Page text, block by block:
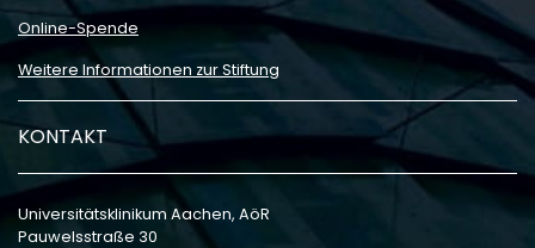
Online-Spende
Weitere Informationen zur Stiftung
KONTAKT
Universitätsklinikum Aachen, AöR
Pauwelsstraße 30